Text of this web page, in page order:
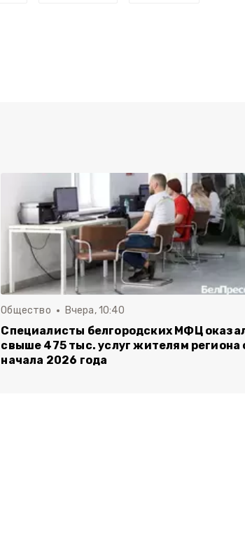
Общество Вчера, 10:40
Специалисты белгородских МФЦ
свыше 475 тыс. услуг жителям региона
начала 2026 года